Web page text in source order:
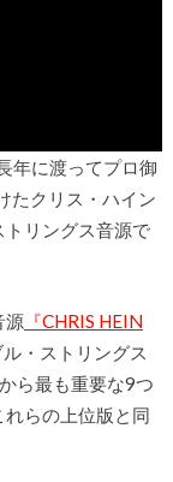
年に渡ってプロ御
たクリス・ハイン
トリングス音源で
源『CHRIS HEIN
・ストリングス
から最も重要な9つ
らの上位版と同